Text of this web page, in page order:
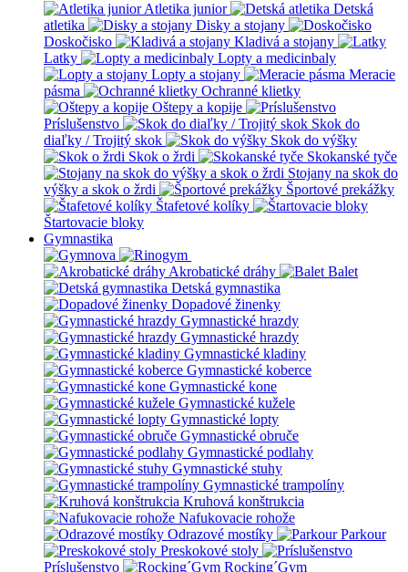
Atletika junior
Detská
atletika
Disky a stojany
Doskočisko
Kladivá a stojany
Latky
Lopty a medicinbaly
Lopty a stojany
Meracie
pásma
Ochranné klietky
Oštepy a kopije
Príslušenstvo
Skok do
diaľky / Trojitý skok
Skok do výšky
Skok o žrdi
Skokanské tyče
Stojany na skok do
výšky a skok o žrdi
Športové prekážky
Štafetové kolíky
Štartovacie bloky
Gymnastika
Akrobatické dráhy
Balet
Detská gymnastika
Dopadové žinenky
Gymnastické hrazdy
Gymnastické hrazdy
Gymnastické kladiny
Gymnastické koberce
Gymnastické kone
Gymnastické kužele
Gymnastické lopty
Gymnastické obruče
Gymnastické podlahy
Gymnastické stuhy
Gymnastické trampolíny
Kruhová konštrukcia
Nafukovacie rohože
Odrazové mostíky
Parkour
Preskokové stoly
Príslušenstvo
Rocking´Gym